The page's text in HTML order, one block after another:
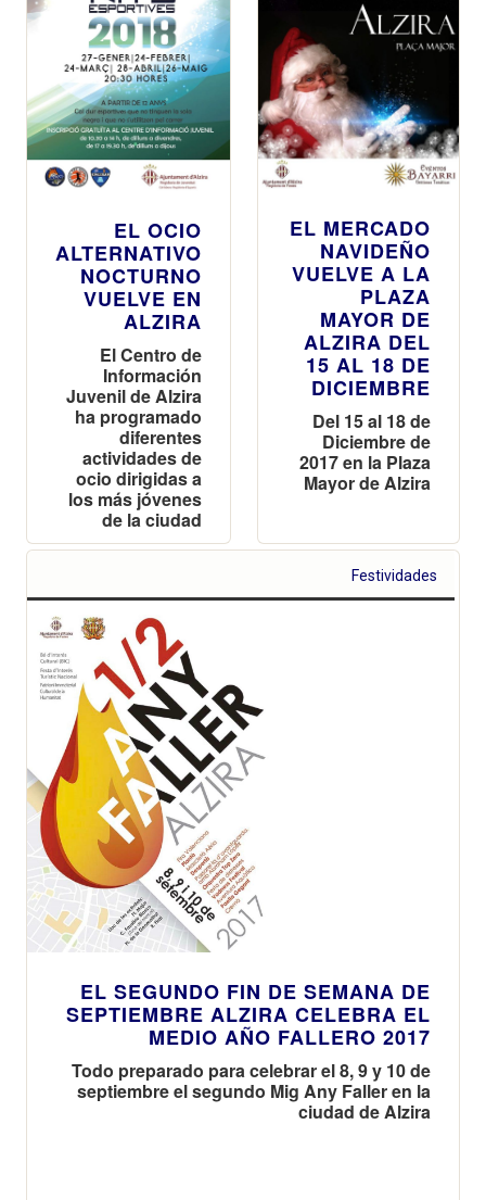
EL OCIO
ALTERNATIVO
NOCTURNO
VUELVE EN
ALZIRA
El Centro de
Información
Juvenil de Alzira
ha programado
diferentes
actividades de
ocio dirigidas a
los más jóvenes
de la ciudad
EL MERCADO
NAVIDEÑO
VUELVE A LA
PLAZA
MAYOR DE
ALZIRA DEL
15 AL 18 DE
DICIEMBRE
Del 15 al 18 de
Diciembre de
2017 en la Plaza
Mayor de Alzira
Festividades
EL SEGUNDO FIN DE SEMANA DE
SEPTIEMBRE ALZIRA CELEBRA EL
MEDIO AÑO FALLERO 2017
Todo preparado para celebrar el 8, 9 y 10 de
septiembre el segundo Mig Any Faller en la
ciudad de Alzira